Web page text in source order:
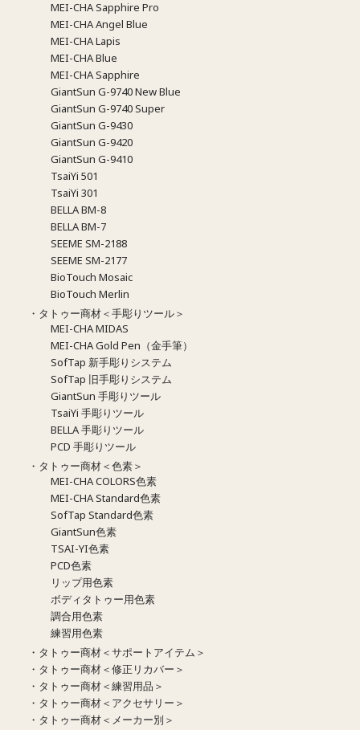
MEI-CHA Sapphire Pro
MEI-CHA Angel Blue
MEI-CHA Lapis
MEI-CHA Blue
MEI-CHA Sapphire
GiantSun G-9740 New Blue
GiantSun G-9740 Super
GiantSun G-9430
GiantSun G-9420
GiantSun G-9410
TsaiYi 501
TsaiYi 301
BELLA BM-8
BELLA BM-7
SEEME SM-2188
SEEME SM-2177
BioTouch Mosaic
BioTouch Merlin
・タトゥー商材＜手彫りツール＞
MEI-CHA MIDAS
MEI-CHA Gold Pen（金手筆）
SofTap 新手彫りシステム
SofTap 旧手彫りシステム
GiantSun 手彫りツール
TsaiYi 手彫りツール
BELLA 手彫りツール
PCD 手彫りツール
・タトゥー商材＜色素＞
MEI-CHA COLORS色素
MEI-CHA Standard色素
SofTap Standard色素
GiantSun色素
TSAI-YI色素
PCD色素
リップ用色素
ボディタトゥー用色素
調合用色素
練習用色素
・タトゥー商材＜サポートアイテム＞
・タトゥー商材＜修正リカバー＞
・タトゥー商材＜練習用品＞
・タトゥー商材＜アクセサリー＞
・タトゥー商材＜メーカー別＞